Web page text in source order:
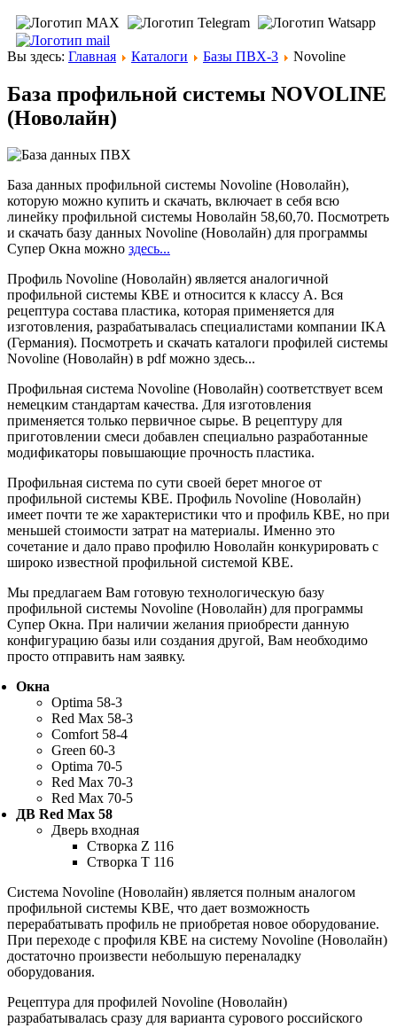
Вы здесь: Главная Каталоги Базы ПВХ-3 Novoline
База профильной системы NOVOLINE
(Новолайн)
База данных профильной системы Novoline (Новолайн),
которую можно купить и скачать, включает в себя всю
линейку профильной системы Новолайн 58,60,70. Посмотреть
и скачать базу данных Novoline (Новолайн) для программы
Супер Окна можно здесь...
Профиль Novoline (Новолайн) является аналогичной
профильной системы КВЕ и относится к классу А. Вся
рецептура состава пластика, которая применяется для
изготовления, разрабатывалась специалистами компании IKA
(Германия). Посмотреть и скачать каталоги профилей системы
Novoline (Новолайн) в pdf можно здесь...
Профильная система Novoline (Новолайн) соответствует всем
немецким стандартам качества. Для изготовления
применяется только первичное сырье. В рецептуру для
приготовлении смеси добавлен специально разработанные
модификаторы повышающие прочность пластика.
Профильная система по сути своей берет многое от
профильной системы КВЕ. Профиль Novoline (Новолайн)
имеет почти те же характеристики что и профиль КВЕ, но при
меньшей стоимости затрат на материалы. Именно это
сочетание и дало право профилю Новолайн конкурировать с
широко известной профильной системой КВЕ.
Мы предлагаем Вам готовую технологическую базу
профильной системы Novoline (Новолайн) для программы
Супер Окна. При наличии желания приобрести данную
конфигурацию базы или создания другой, Вам необходимо
просто отправить нам заявку.
Окна
Optima 58-3
Red Max 58-3
Comfort 58-4
Green 60-3
Optima 70-5
Red Max 70-3
Red Max 70-5
ДВ Red Max 58
Дверь входная
Створка Z 116
Створка Т 116
Система Novoline (Новолайн) является полным аналогом
профильной системы KBE, что дает возможность
перерабатывать профиль не приобретая новое оборудование.
При переходе с профиля КВЕ на систему Novoline (Новолайн)
достаточно произвести небольшую переналадку
оборудования.
Рецептура для профилей Novoline (Новолайн)
разрабатывалась сразу для варианта сурового российского